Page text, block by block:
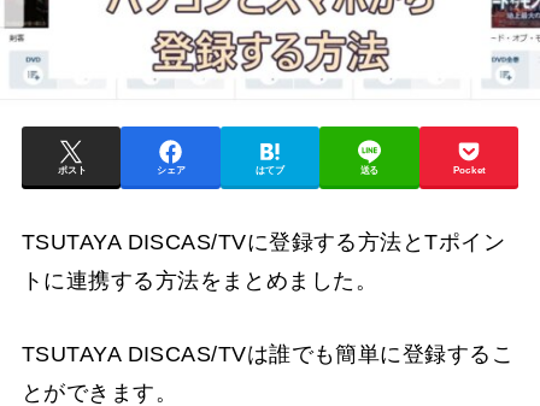
ポスト シェア はてブ 送る Pocket
TSUTAYA DISCAS/TVに登録する方法とTポイン
トに連携する方法をまとめました。
TSUTAYA DISCAS/TVは誰でも簡単に登録するこ
とができます。